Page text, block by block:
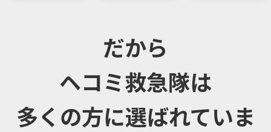
だから
ヘコミ救急隊は
多くの方に選ばれていま